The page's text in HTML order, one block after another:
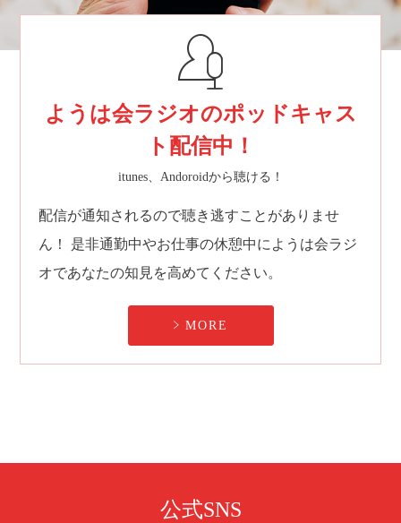
ようは会ラジオのポッドキャス
ト配信中！
itunes、Andoroidから聴ける！
配信が通知されるので聴き逃すことがありませ
ん！
是非通勤中やお仕事の休憩中にようは会ラジ
オであなたの知見を高めてください。
MORE
公式SNS